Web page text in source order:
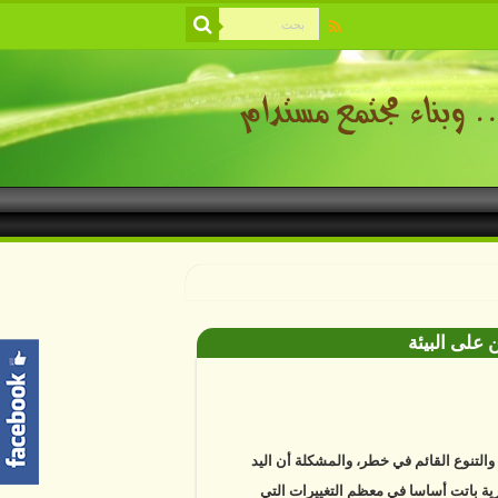
على البيئة
باتت أساسا في معظم التغييرات التي
دراسات علمية تكشف أن خمسة عشر في